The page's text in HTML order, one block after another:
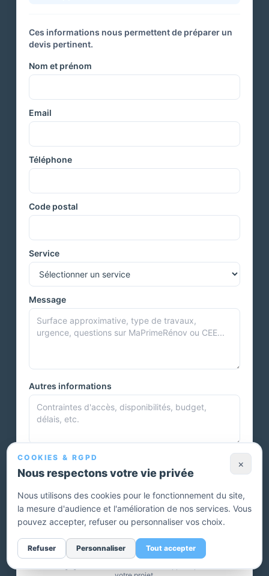
Ces informations nous permettent de préparer un
devis pertinent.
Nom et prénom
Email
Téléphone
Code postal
Service
Message
Autres informations
Photos et documents
Vous pouvez joindre plusieurs photos ou autres documents.
Envoyer ma demande — devis gratuit
COOKIES & RGPD
Nous respectons votre vie privée
×
Nous utilisons des cookies pour le fonctionnement du site,
la mesure d'audience et l'amélioration de nos services. Vous
pouvez accepter, refuser ou personnaliser vos choix.
Refuser Personnaliser Tout accepter